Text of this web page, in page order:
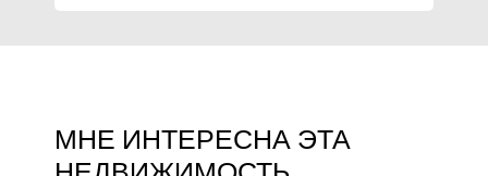
МНЕ ИНТЕРЕСНА ЭТА